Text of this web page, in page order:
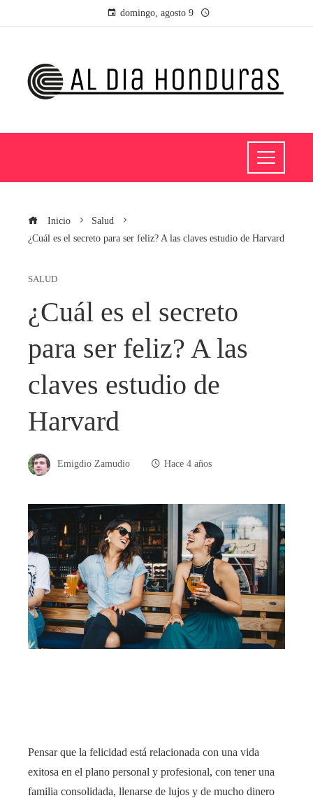
domingo, agosto 9
Inicio
Salud
¿Cuál es el secreto para ser feliz? A las claves estudio de Harvard
SALUD
¿Cuál es el secreto
para ser feliz? A las
claves estudio de
Harvard
Emigdio Zamudio Hace 4 años
Pensar que la felicidad está relacionada con una vida
exitosa en el plano personal y profesional, con tener una
familia consolidada, llenarse de lujos y de mucho dinero